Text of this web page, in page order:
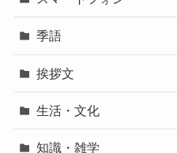
季語
挨拶文
生活・文化
知識・雑学